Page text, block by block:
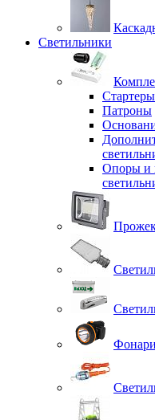
Светильники
Патроны
Опоры и
Фонари